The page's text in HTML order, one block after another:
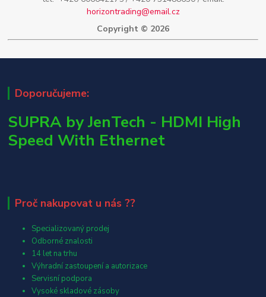
horizontrading@email.cz
Copyright © 2026
Doporučujeme:
SUPRA by JenTech - HDMI High
Speed With Ethernet
Proč nakupovat u nás ??
Specializovaný prodej
Odborné znalosti
14 let na trhu
Výhradní zastoupení a autorizace
Servisní podpora
Vysoké skladové zásoby